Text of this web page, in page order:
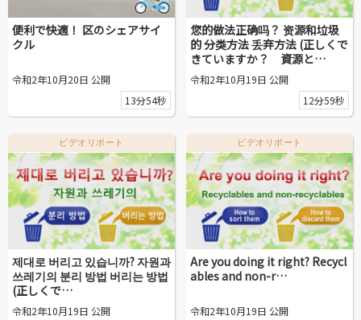
便利で快適！ 区のシェアサイ
クル
令和2年10月20日 公開
13分54秒
您的做法正确吗？ 资源和垃圾
的 分类方法 丢弃方法 (正しくで
きていますか？ 資源と…
令和2年10月19日 公開
12分59秒
ビデオリポート
제대로 버리고 있습니까? 자원과
쓰레기의 분리 방법 버리는 방법
(正しくで…
令和2年10月19日 公開
ビデオリポート
Are you doing it right? Recycl
ables and non-r…
令和2年10月19日 公開